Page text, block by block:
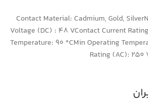
Contact Material: Cadmium, Gold,
Voltage (DC) : 48 VContact Current
Temperature: 90 °CMin Operating
Rating (AC): 250